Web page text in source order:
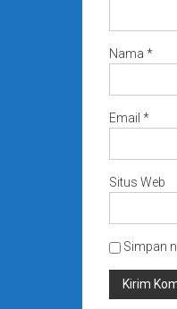
Nama *
Email *
Situs Web
Simpan